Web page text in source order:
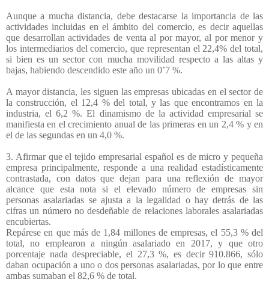
Aunque a mucha distancia, debe destacarse la importancia de las
actividades incluidas en el ámbito del comercio, es decir aquellas
que desarrollan actividades de venta al por mayor, al por menor y
los intermediarios del comercio, que representan el 22,4% del total,
si bien es un sector con mucha movilidad respecto a las altas y
bajas, habiendo descendido este año un 0’7 %.
A mayor distancia, les siguen las empresas ubicadas en el sector de
la construcción, el 12,4 % del total, y las que encontramos en la
industria, el 6,2 %. El dinamismo de la actividad empresarial se
manifiesta en el crecimiento anual de las primeras en un 2,4 % y en
el de las segundas en un 4,0 %.
3. Afirmar que el tejido empresarial español es de micro y pequeña
empresa principalmente, responde a una realidad estadísticamente
contrastada, con datos que dejan para una reflexión de mayor
alcance que esta nota si el elevado número de empresas sin
personas asalariadas se ajusta a la legalidad o hay detrás de las
cifras un número no desdeñable de relaciones laborales asalariadas
encubiertas.
Repárese en que más de 1,84 millones de empresas, el 55,3 % del
total, no emplearon a ningún asalariado en 2017, y que otro
porcentaje nada despreciable, el 27,3 %, es decir 910.866, sólo
daban ocupación a uno o dos personas asalariadas, por lo que entre
ambas sumaban el 82,6 % de total.